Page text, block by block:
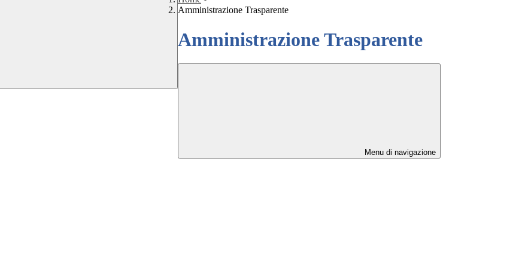
Amministrazione Trasparente
Amministrazione Trasparente
Menu di navigazione